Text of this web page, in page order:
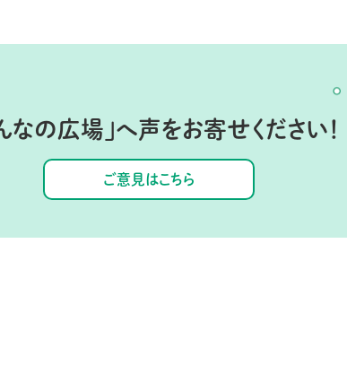
なの広場」へ声をお寄せください！
ご意見はこちら